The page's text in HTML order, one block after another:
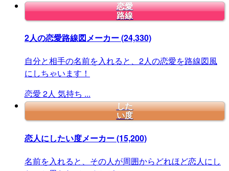
恋愛
路線
2人の恋愛路線図メーカー(24,330)
自分と相手の名前を入れると、2人の恋愛を路線図風
にしちゃいます！
恋愛 2人 気持ち ...
した
い度
恋人にしたい度メーカー(15,200)
名前を入れると、その人が周囲からどれほど恋人にし